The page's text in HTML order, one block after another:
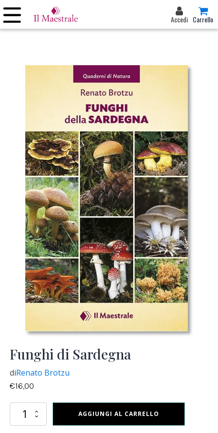
Accedi Carrello
Funghi di Sardegna
diRenato Brotzu
€16,00
Funghi
AGGIUNGI AL CARRELLO